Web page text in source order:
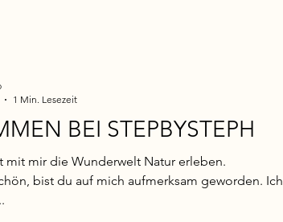
BEI STEPBYSTEPH
mit mir die Wunderwelt Natur erleben.
bist du auf mich aufmerksam geworden. Ich
1 Min. Lesezeit